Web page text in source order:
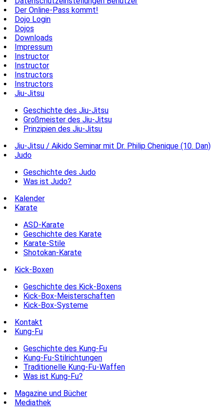
Der Online-Pass kommt!
Dojo Login
Dojos
Downloads
Impressum
Instructor
Instructor
Instructors
Instructors
Jiu-Jitsu
Geschichte des Jiu-Jitsu
Großmeister des Jiu-Jitsu
Prinzipien des Jiu-Jitsu
Jiu-Jitsu / Aikido Seminar mit Dr. Philip Chenique (10. Dan)
Judo
Geschichte des Judo
Was ist Judo?
Kalender
Karate
ASD-Karate
Geschichte des Karate
Karate-Stile
Shotokan-Karate
Kick-Boxen
Geschichte des Kick-Boxens
Kick-Box-Meisterschaften
Kick-Box-Systeme
Kontakt
Kung-Fu
Geschichte des Kung-Fu
Kung-Fu-Stilrichtungen
Traditionelle Kung-Fu-Waffen
Was ist Kung-Fu?
Magazine und Bücher
Mediathek